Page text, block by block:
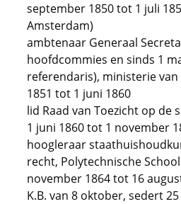
september 1850 tot 1 juli
Amsterdam)
ambtenaar Generaal
hoofdcommies en sinds 1
referendaris), ministerie van
1851 tot 1 juni 1860
lid Raad van Toezicht op de
1 juni 1860 tot 1 november
hoogleraar
recht, Polytechnische
november 1864 tot 16
K.B. van 8 oktober, sedert